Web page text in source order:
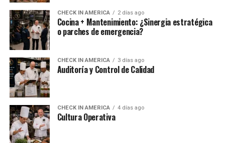
CHECK IN AMERICA 2 días ago
Cocina + Mantenimiento: ¿Sinergia estratégica
o parches de emergencia?
CHECK IN AMERICA 3 días ago
Auditoría y Control de Calidad
CHECK IN AMERICA 4 días ago
Cultura Operativa